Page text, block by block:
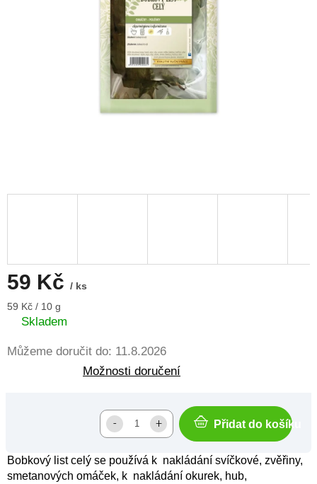
59 Kč / ks
Měrná
cena:
59 Kč / 10 g
Skladem
Můžeme doručit do: 11.8.2026
Možnosti doručení
Přidat do košíku
Bobkový list celý se používá k nakládání svíčkové, zvěřiny,
smetanových omáček, k nakládání okurek, hub,